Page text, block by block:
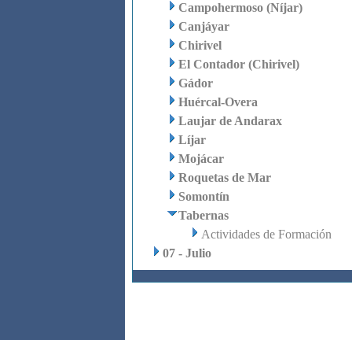
Campohermoso (Níjar)
Canjáyar
Chirivel
El Contador (Chirivel)
Gádor
Huércal-Overa
Laujar de Andarax
Líjar
Mojácar
Roquetas de Mar
Somontín
Tabernas
Actividades de Formación
07 - Julio